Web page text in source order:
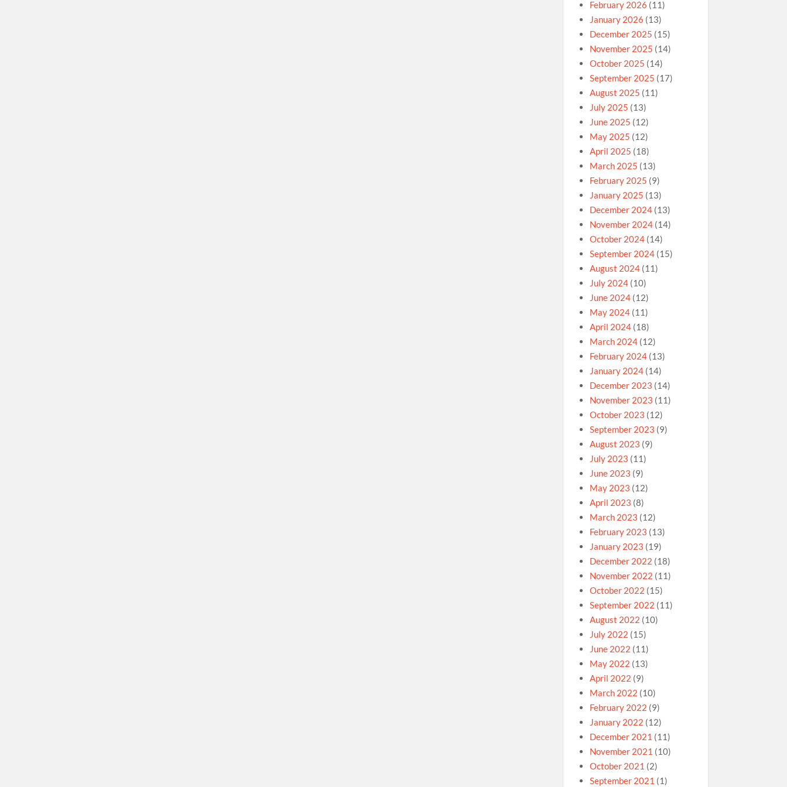
February 2026 (11)
January 2026 (13)
December 2025 (15)
November 2025 (14)
October 2025 (14)
September 2025 (17)
August 2025 (11)
July 2025 (13)
June 2025 (12)
May 2025 (12)
April 2025 (18)
March 2025 (13)
February 2025 (9)
January 2025 (13)
December 2024(13)
November 2024(14)
October 2024(14)
September 2024(15)
August 2024(11)
July 2024(10)
June 2024(12)
May 2024(11)
April 2024(18)
March 2024(12)
February 2024(13)
January 2024(14)
December 2023 (14)
November 2023 (11)
October 2023 (12)
September 2023 (9)
August 2023 (9)
July 2023 (11)
June 2023 (9)
May 2023 (12)
April 2023 (8)
March 2023 (12)
February 2023 (13)
January 2023 (19)
December 2022 (18)
November 2022 (11)
October 2022 (15)
September 2022 (11)
August 2022 (10)
July 2022 (15)
June 2022 (11)
May 2022 (13)
April 2022 (9)
March 2022 (10)
February 2022 (9)
January 2022 (12)
December 2021 (11)
November 2021 (10)
October 2021 (2)
September 2021 (1)